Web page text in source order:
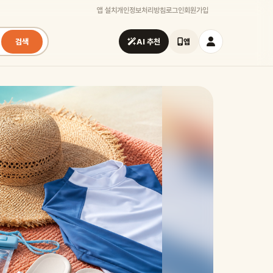
앱 설치 개인정보처리방침로그인회원가입
검색 AI 추천 앱